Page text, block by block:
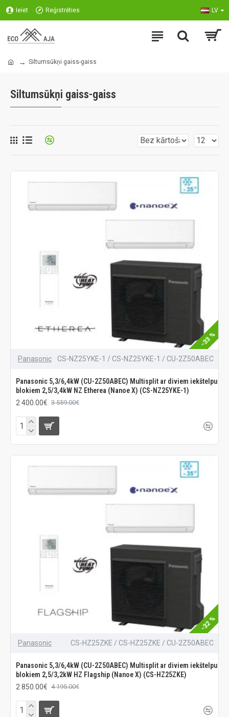
Ieiet Reģistrēties LV
Siltumsūkņi gaiss-gaiss
Siltumsūkņi gaiss-gaiss
-33 %
Panasonic CS-NZ25YKE-1 / CS-NZ25YKE-1 / CU-2Z50ABEC
Panasonic 5,3/6,4kW (CU-2Z50ABEC) Multisplit ar diviem iekštelpu
blokiem 2,5/3,4kW NZ Etherea (Nanoe X) (CS-NZ25YKE-1)
2 400.00€ 3 559.00€
-32 %
Panasonic CS-HZ25ZKE / CS-HZ25ZKE / CU-2Z50ABEC
Panasonic 5,3/6,4kW (CU-2Z50ABEC) Multisplit ar diviem iekštelpu
blokiem 2,5/3,2kW HZ Flagship (Nanoe X) (CS-HZ25ZKE)
2 850.00€ 4 195.00€